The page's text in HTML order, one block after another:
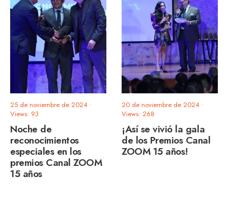
25 de noviembre de 2024 •
Views: 93
Noche de
reconocimientos
especiales en los
premios Canal ZOOM
15 años
20 de noviembre de 2024 •
Views: 268
¡Así se vivió la gala
de los Premios Canal
ZOOM 15 años!